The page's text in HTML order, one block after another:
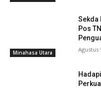
Minahasa Utara
Sekda
Pos
Agustus